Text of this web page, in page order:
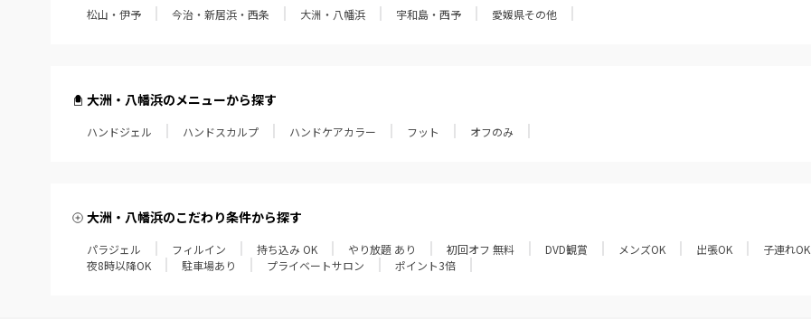
松山・伊予 今治・新居浜・西条 大洲・八幡浜 宇和島・西予 愛媛県その他
大洲・八幡浜のメニューから探す
ハンドジェル ハンドスカルプ ハンドケアカラー フット オフのみ
大洲・八幡浜のこだわり条件から探す
パラジェル フィルイン 持ち込み OK やり放題 あり 初回オフ 無料 DVD観賞 メンズOK 出張OK 子連れOK
夜8時以降OK
駐車場あり プライベートサロン ポイント3倍